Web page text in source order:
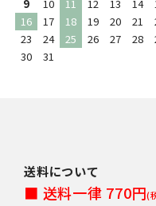
9
10 11 12 13 14
16
17 18 19 20 21
23
24 25 26 27 28
30
31
送料について
■ 送料一律 770円(